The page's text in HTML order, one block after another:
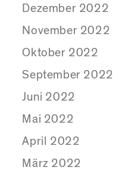
Dezember 2022
November 2022
Oktober 2022
September 2022
Juni 2022
Mai 2022
April 2022
März 2022